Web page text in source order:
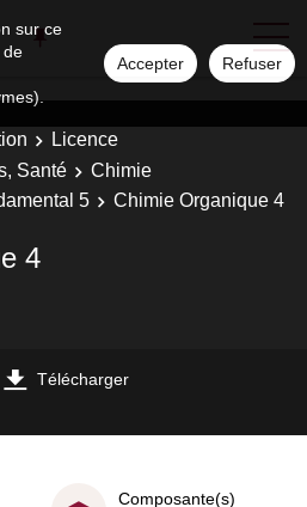
sur ce
de
Accepter Refuser
Licence
Santé
Chimie
5 Chimie Organique 4
4
Télécharger
Composante(s)